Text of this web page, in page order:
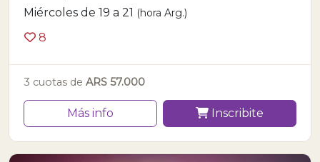
Miércoles de 19 a 21 (hora Arg.)
8
3 cuotas de ARS 57.000
Más info Inscribite